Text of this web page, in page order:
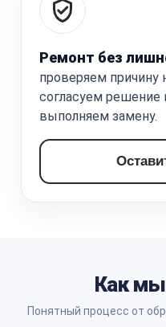
Ремонт без
проверяем причину
согласуем решение
выполняем замену.
Как
Понятный процесс от